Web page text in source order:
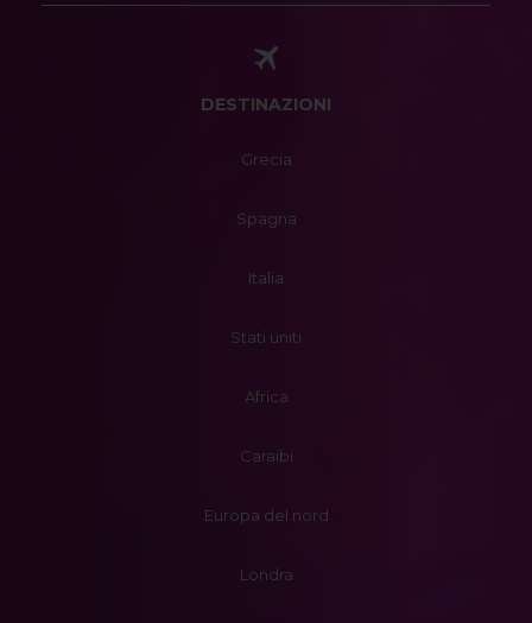
DESTINAZIONI
Grecia
Spagna
Italia
Stati uniti
Africa
Caraibi
Europa del nord
Londra